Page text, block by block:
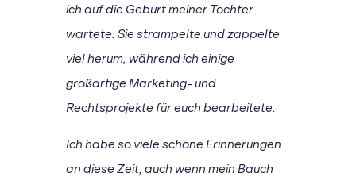
ich auf die Geburt meiner Tochter
wartete. Sie strampelte und zappelte
viel herum, während ich einige
großartige Marketing- und
Rechtsprojekte für euch bearbeitete.
Ich habe so viele schöne Erinnerungen
an diese Zeit, auch wenn mein Bauch